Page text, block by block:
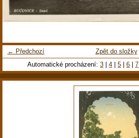
← Předchozí
Zpět do složky
Automatické procházení: 3 | 4 | 5 | 6 | 7